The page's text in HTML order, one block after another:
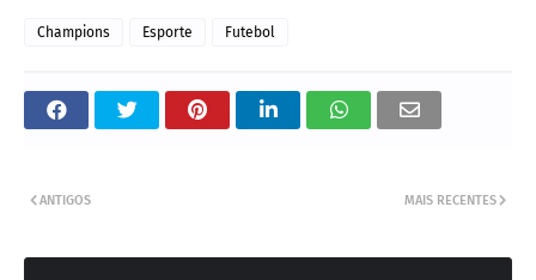
Champions Esporte Futebol
MAIS RECENTES
ANTIGOS